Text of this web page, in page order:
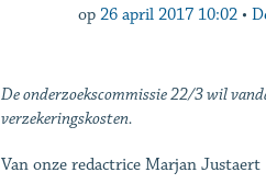
op 26 april 2017 10:02 •
De onderzoekscommissie 22/3 wil
verzekeringskosten.
Van onze redactrice Marjan Justaert